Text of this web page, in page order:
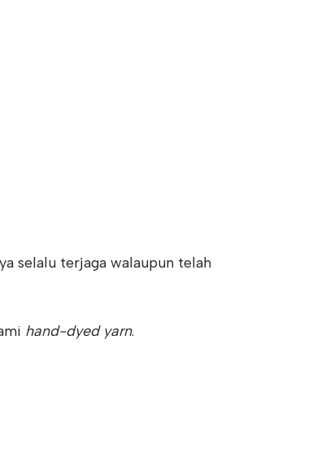
selalu terjaga walaupun telah
hand-dyed yarn.